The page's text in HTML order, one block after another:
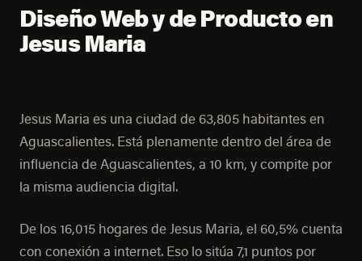
Diseño Web y de Producto en
Jesus Maria
Jesus Maria es una ciudad de 63,805 habitantes en
Aguascalientes. Está plenamente dentro del área de
influencia de Aguascalientes, a 10 km, y compite por
la misma audiencia digital.
De los 16,015 hogares de Jesus Maria, el 60,5% cuenta
con conexión a internet. Eso lo sitúa 7,1 puntos por